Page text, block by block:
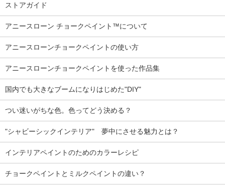
ストアガイド
アニースローン チョークペイント™について
アニースローンチョークペイントの使い方
アニースローンチョークペイントを使った作品集
国内でも大きなブームになりはじめた"DIY"
つい迷いがちな色。色ってどう決める？
"シャビーシックインテリア" 夢中にさせる魅力とは？
インテリアペイントのためのカラーレシピ
チョークペイントとミルクペイントの違い？